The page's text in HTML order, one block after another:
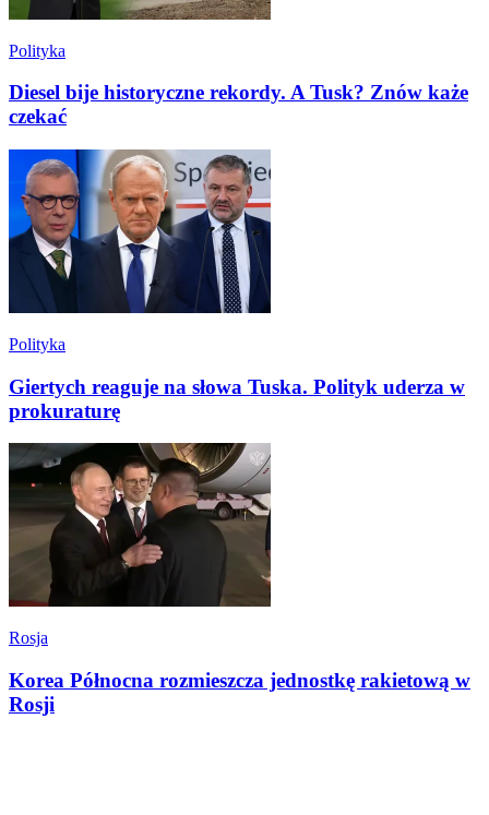
Polityka
Diesel bije historyczne rekordy. A Tusk? Znów każe
czekać
Polityka
Giertych reaguje na słowa Tuska. Polityk uderza w
prokuraturę
Rosja
Korea Północna rozmieszcza jednostkę rakietową w
Rosji